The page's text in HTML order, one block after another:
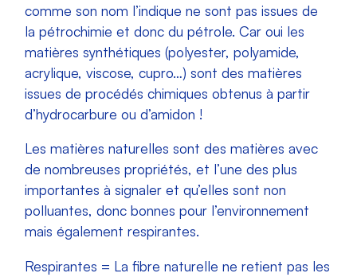
comme son nom l’indique ne sont pas issues de
la pétrochimie et donc du pétrole. Car oui les
matières synthétiques (polyester, polyamide,
acrylique, viscose, cupro…) sont des matières
issues de procédés chimiques obtenus à partir
d’hydrocarbure ou d’amidon !
Les matières naturelles sont des matières avec
de nombreuses propriétés, et l’une des plus
importantes à signaler et qu’elles sont non
polluantes, donc bonnes pour l’environnement
mais également respirantes.
Respirantes = La fibre naturelle ne retient pas les